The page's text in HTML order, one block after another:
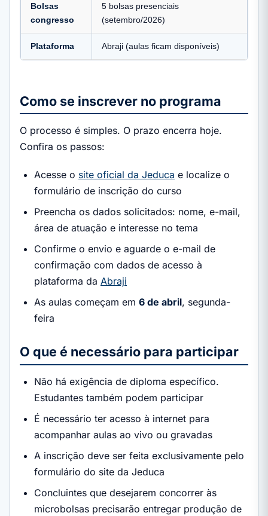
Bolsas
congresso
5 bolsas presenciais
(setembro/2026)
Plataforma Abraji (aulas ficam disponíveis)
Como se inscrever no programa
O processo é simples. O prazo encerra hoje.
Confira os passos:
Acesse o site oficial da Jeduca e localize o
formulário de inscrição do curso
Preencha os dados solicitados: nome, e-mail,
área de atuação e interesse no tema
Confirme o envio e aguarde o e-mail de
confirmação com dados de acesso à
plataforma da Abraji
As aulas começam em 6 de abril, segunda-
feira
O que é necessário para participar
Não há exigência de diploma específico.
Estudantes também podem participar
É necessário ter acesso à internet para
acompanhar aulas ao vivo ou gravadas
A inscrição deve ser feita exclusivamente pelo
formulário do site da Jeduca
Concluintes que desejarem concorrer às
microbolsas precisarão entregar produção de